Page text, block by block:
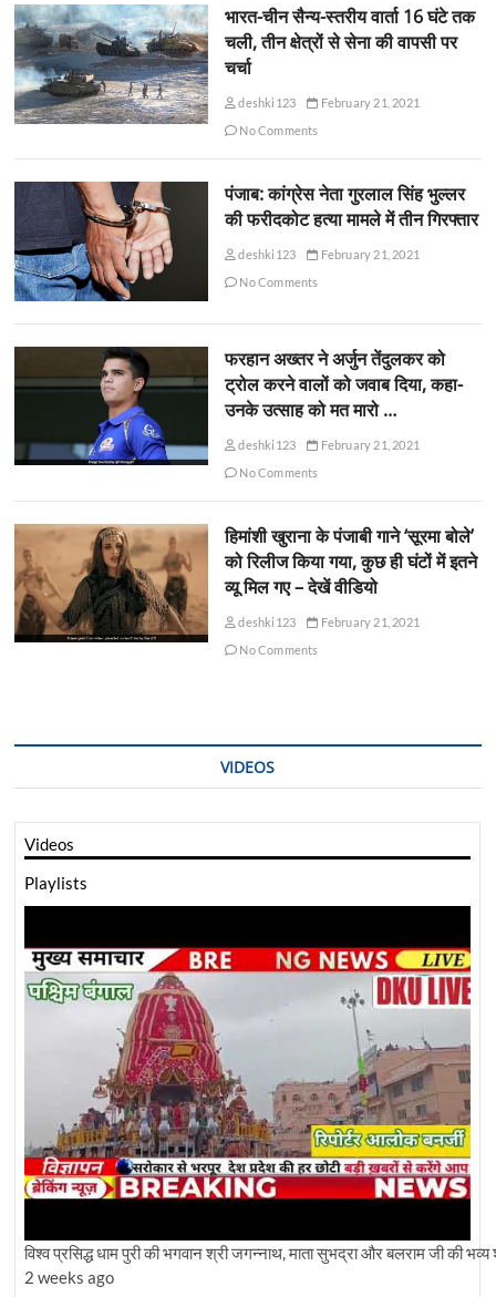
भारत-चीन सैन्य-स्तरीय वार्ता 16 घंटे तक
चली, तीन क्षेत्रों से सेना की वापसी पर
चर्चा
deshki123
February 21, 2021
No Comments
पंजाब: कांग्रेस नेता गुरलाल सिंह भुल्लर
की फरीदकोट हत्या मामले में तीन गिरफ्तार
deshki123
February 21, 2021
No Comments
फरहान अख्तर ने अर्जुन तेंदुलकर को
ट्रोल करने वालों को जवाब दिया, कहा-
उनके उत्साह को मत मारो …
deshki123
February 21, 2021
No Comments
हिमांशी खुराना के पंजाबी गाने ‘सूरमा बोले’
को रिलीज किया गया, कुछ ही घंटों में इतने
व्यू मिल गए – देखें वीडियो
deshki123
February 21, 2021
No Comments
VIDEOS
Videos
Playlists
विश्व प्रसिद्ध धाम पुरी की भगवान श्री जगन्नाथ, माता सुभद्रा और बलराम जी की भव्य
2 weeks ago